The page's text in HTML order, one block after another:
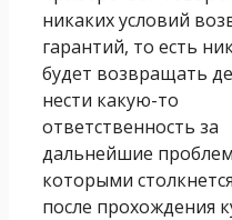
никаких условий
гарантий, то есть
будет возвращать
нести какую-то
ответственность за
дальнейшие
которыми
после прохождения